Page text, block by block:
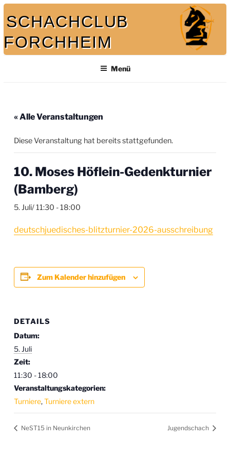
Zum
Inhalt
springen
SCHACHCLUB
FORCHHEIM
Menü
« Alle Veranstaltungen
Diese Veranstaltung hat bereits stattgefunden.
10. Moses Höflein-Gedenkturnier
(Bamberg)
5. Juli/ 11:30 -18:00
deutschjuedisches-blitzturnier-2026-ausschreibung
Zum Kalender hinzufügen
DETAILS
Datum:
5. Juli
Zeit:
11:30 - 18:00
Veranstaltungskategorien:
Turniere,Turniere extern
NeST15 in Neunkirchen Jugendschach